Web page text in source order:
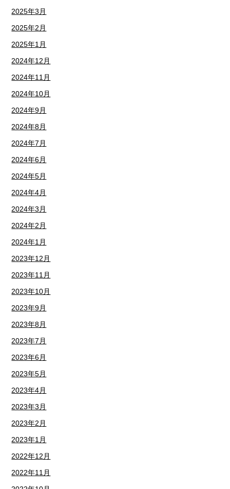
2025年3月
2025年2月
2025年1月
2024年12月
2024年11月
2024年10月
2024年9月
2024年8月
2024年7月
2024年6月
2024年5月
2024年4月
2024年3月
2024年2月
2024年1月
2023年12月
2023年11月
2023年10月
2023年9月
2023年8月
2023年7月
2023年6月
2023年5月
2023年4月
2023年3月
2023年2月
2023年1月
2022年12月
2022年11月